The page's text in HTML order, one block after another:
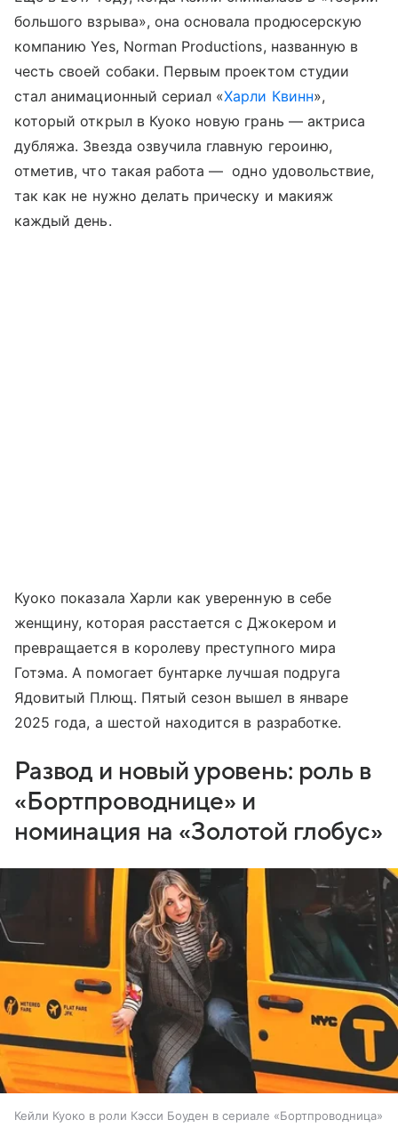
большого взрыва», она основала продюсерскую
компанию Yes, Norman Productions, названную в
честь своей собаки. Первым проектом студии
стал анимационный сериал «Харли Квинн»,
который открыл в Куоко новую грань — актриса
дубляжа. Звезда озвучила главную героиню,
отметив, что такая работа — одно удовольствие,
так как не нужно делать прическу и макияж
каждый день.
Куоко показала Харли как уверенную в себе
женщину, которая расстается с Джокером и
превращается в королеву преступного мира
Готэма. А помогает бунтарке лучшая подруга
Ядовитый Плющ. Пятый сезон вышел в январе
2025 года, а шестой находится в разработке.
Развод и новый уровень: роль в
«Бортпроводнице» и
номинация на «Золотой глобус»
Кейли Куоко в роли Кэсси Боуден в сериале «Бортпроводница»